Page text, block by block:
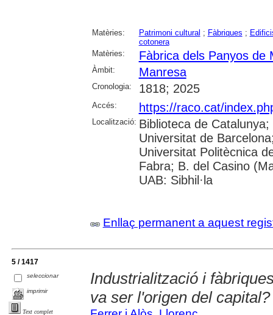
Matèries: Patrimoni cultural ; Fàbriques ;
cotonera
Matèries:
Fàbrica dels Panyos de
Àmbit: Manresa
Cronologia: 1818; 2025
Accés: https://raco.cat/
Localització: Biblioteca de
Universitat de
Universitat Politècnica
Fabra; B. del Casino
UAB: Sibhil·la
Enllaç permanent a aquest
5 / 1417
seleccionar
imprimir
Text complet
Industrialització i
va ser l'origen del capital?